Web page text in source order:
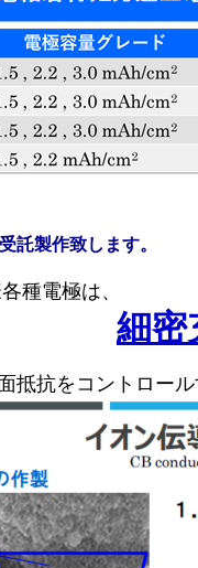
託製作致します。
種電極は、
細密
抵抗をコントロー